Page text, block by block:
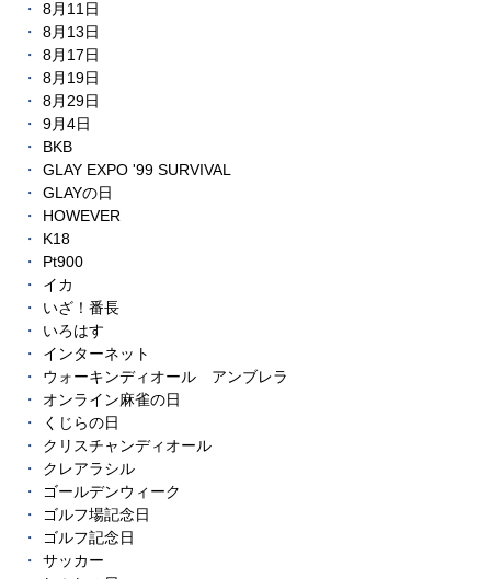
8月11日
8月13日
8月17日
8月19日
8月29日
9月4日
BKB
GLAY EXPO '99 SURVIVAL
GLAYの日
HOWEVER
K18
Pt900
イカ
いざ！番長
いろはす
インターネット
ウォーキンディオール アンブレラ
オンライン麻雀の日
くじらの日
クリスチャンディオール
クレアラシル
ゴールデンウィーク
ゴルフ場記念日
ゴルフ記念日
サッカー